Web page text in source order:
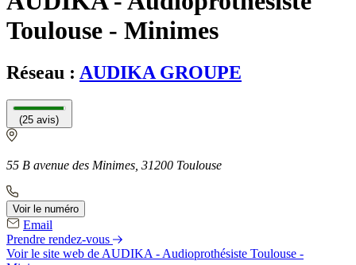
Toulouse - Minimes
Réseau : AUDIKA GROUPE
(25 avis)
55 B avenue des Minimes, 31200 Toulouse
Voir le numéro
Email
Prendre rendez-vous
Voir le site web de AUDIKA - Audioprothésiste Toulouse -